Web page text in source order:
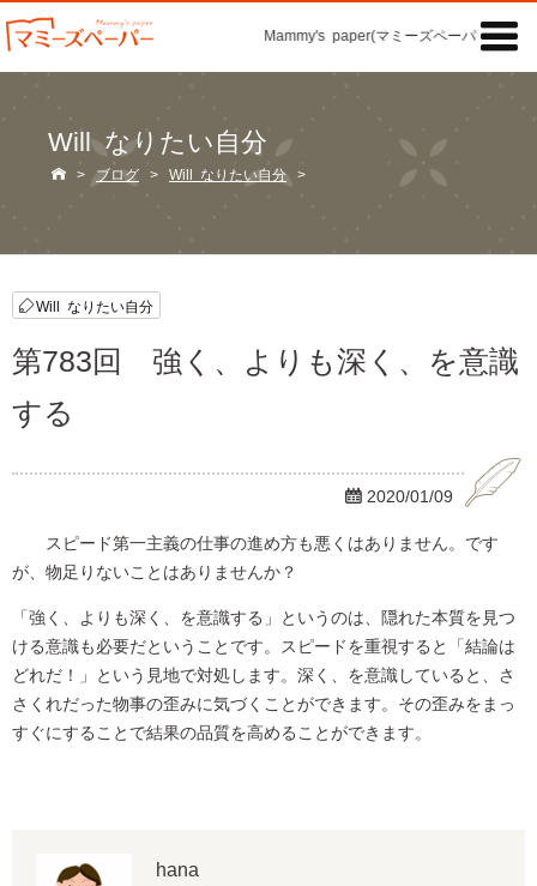
Mammy's paper(マミーズペーパー)の「記

Will なりたい自分
 > ブログ > Will なりたい自分 >
Will なりたい自分
第783回 強く、よりも深く、を意識
する
 2020/01/09
スピード第一主義の仕事の進め方も悪くはありません。です
が、物足りないことはありませんか？
「強く、よりも深く、を意識する」というのは、隠れた本質を見つ
ける意識も必要だということです。スピードを重視すると「結論は
どれだ！」という見地で対処します。深く、を意識していると、さ
さくれだった物事の歪みに気づくことができます。その歪みをまっ
すぐにすることで結果の品質を高めることができます。
hana